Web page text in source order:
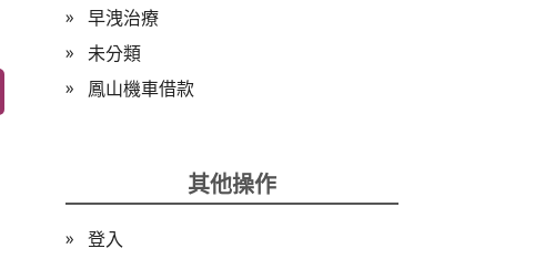
早洩治療
未分類
鳳山機車借款
其他操作
登入